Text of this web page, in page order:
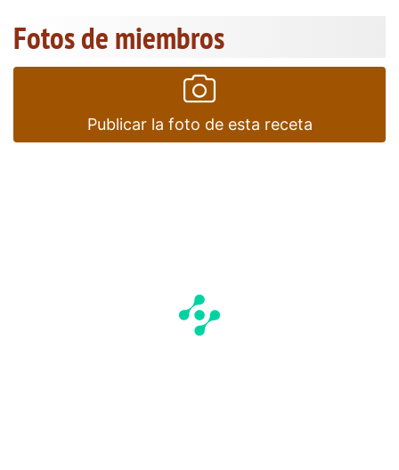
Fotos de miembros
Publicar la foto de esta receta